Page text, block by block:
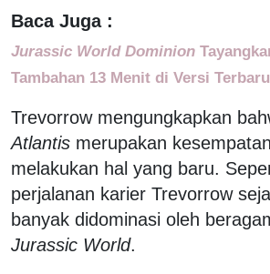
Baca Juga :
Jurassic World Dominion
Tambahan 13 Menit di Versi Terbaru
Trevorrow mengungkapkan
Atlantis merupakan
melakukan hal yang baru.
perjalanan karier Trevorrow
banyak didominasi oleh
Jurassic World.